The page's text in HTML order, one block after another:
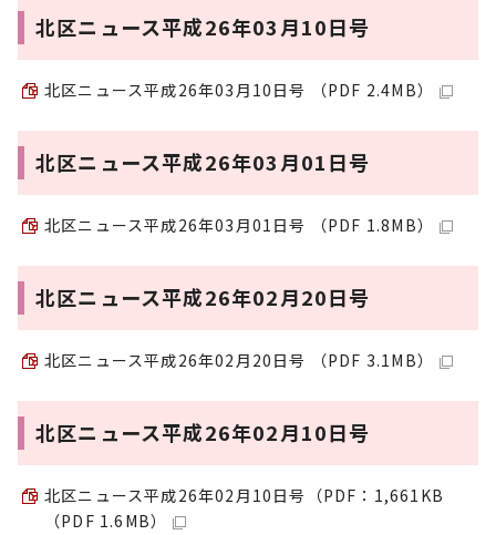
北区ニュース平成26年03月10日号
北区ニュース平成26年03月10日号 （PDF 2.4MB）
北区ニュース平成26年03月01日号
北区ニュース平成26年03月01日号 （PDF 1.8MB）
北区ニュース平成26年02月20日号
北区ニュース平成26年02月20日号 （PDF 3.1MB）
北区ニュース平成26年02月10日号
北区ニュース平成26年02月10日号（PDF：1,661KB
（PDF 1.6MB）